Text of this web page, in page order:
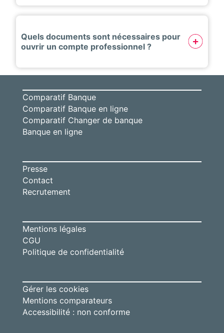
Quels documents sont nécessaires pour
ouvrir un compte professionnel ?
Comparatif Banque
Comparatif Banque en ligne
Comparatif Changer de banque
Banque en ligne
Presse
Contact
Recrutement
Mentions légales
CGU
Politique de confidentialité
Gérer les cookies
Mentions comparateurs
Accessibilité : non conforme